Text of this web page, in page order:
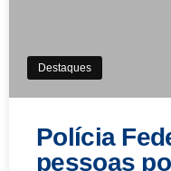
Destaques
Polícia
pessoas